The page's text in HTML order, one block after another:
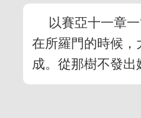
以賽亞十一章
在所羅門的時候，
成。從那樹不發出